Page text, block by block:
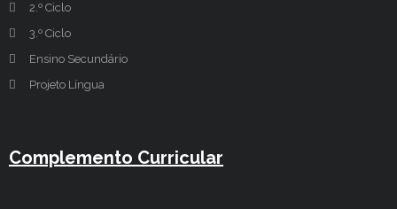
2.º Ciclo
3.º Ciclo
Ensino Secundário
Projeto Língua
Complemento Curricular